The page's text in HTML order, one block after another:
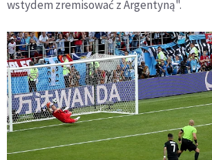
wstydem zremisować z Argentyną".